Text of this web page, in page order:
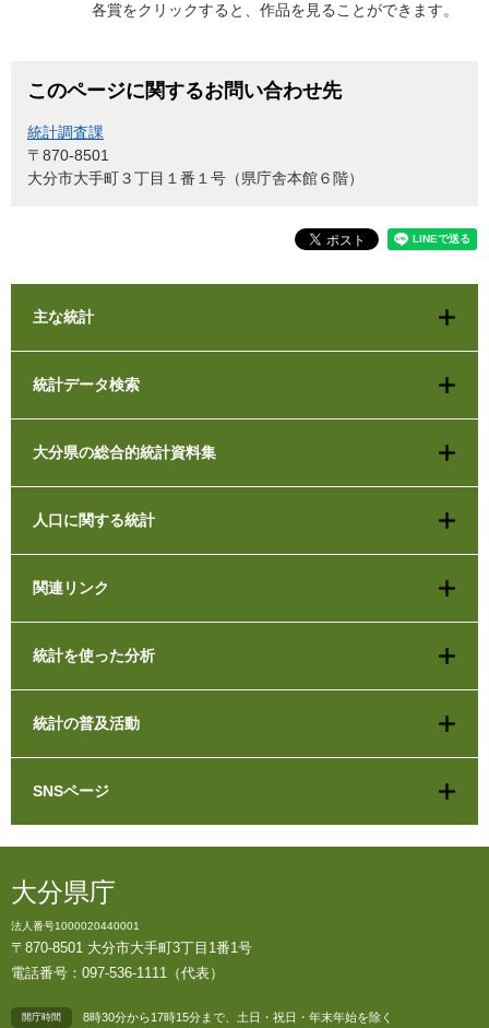
各賞をクリックすると、作品を見ることができます。
このページに関するお問い合わせ先
統計調査課
〒870-8501
大分市大手町３丁目１番１号（県庁舎本館６階）
主な統計
統計データ検索
大分県の総合的統計資料集
人口に関する統計
関連リンク
統計を使った分析
統計の普及活動
SNSページ
大分県庁
法人番号1000020440001
〒870-8501 大分市大手町3丁目1番1号
電話番号：097-536-1111（代表）
開庁時間 8時30分から17時15分まで、土日・祝日・年末年始を除く